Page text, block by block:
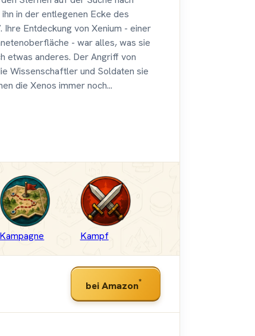
in der entlegenen Ecke des
Entdeckung von Xenium - einer
- war alles, was sie
etwas anderes. Der Angriff von
Wissenschaftler und Soldaten sie
die Xenos immer noch...
Kampagne Kampf
bei Amazon*